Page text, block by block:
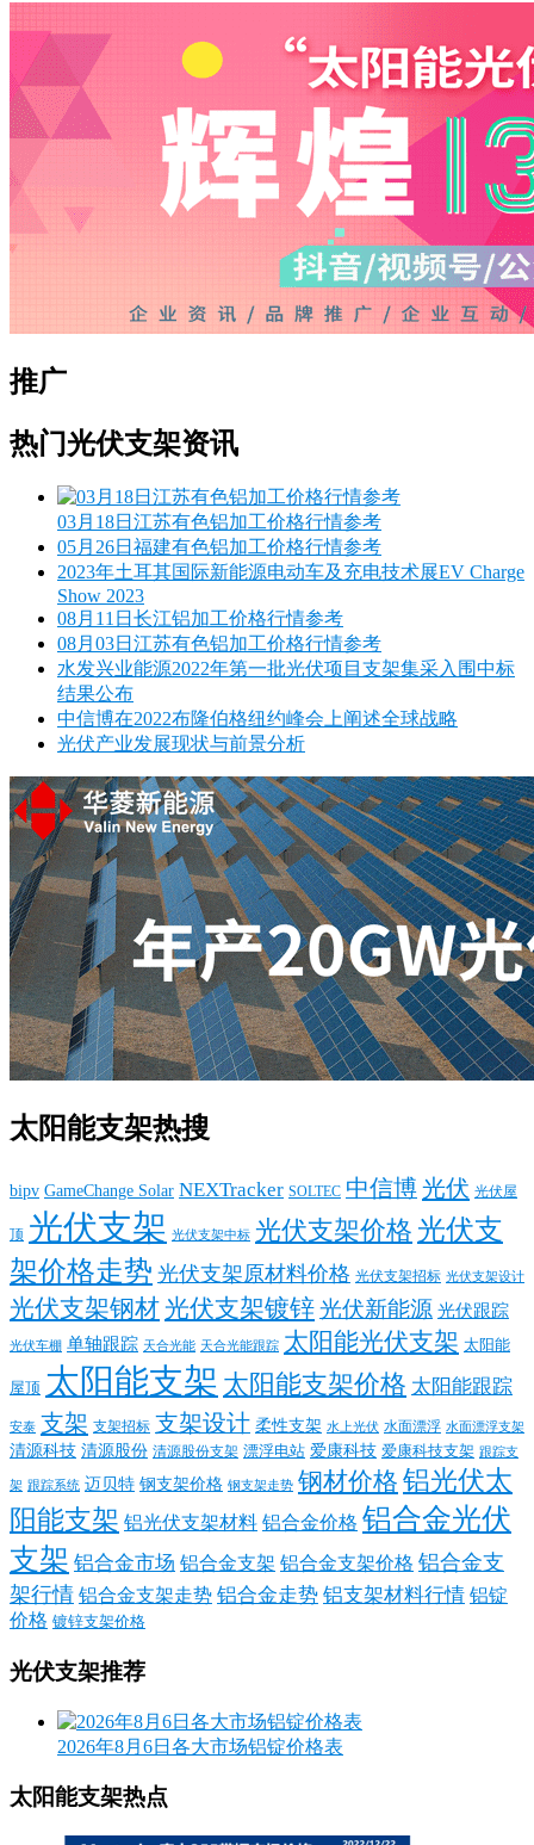
推广
热门光伏支架资讯
03月18日江苏有色铝加工价格行情参考
05月26日福建有色铝加工价格行情参考
2023年土耳其国际新能源电动车及充电技术展EV Charge
Show 2023
08月11日长江铝加工价格行情参考
08月03日江苏有色铝加工价格行情参考
水发兴业能源2022年第一批光伏项目支架集采入围中标
结果公布
中信博在2022布隆伯格纽约峰会上阐述全球战略
光伏产业发展现状与前景分析
太阳能支架热搜
bipv GameChange Solar NEXTracker SOLTEC 中信博光伏 光伏屋
顶 光伏支架 光伏支架中标 光伏支架价格 光伏支
架价格走势 光伏支架原材料价格 光伏支架招标 光伏支架设计
光伏支架钢材光伏支架镀锌光伏新能源 光伏跟踪
光伏车棚 单轴跟踪 天合光能 天合光能跟踪 太阳能光伏支架 太阳能
屋顶 太阳能支架 太阳能支架价格 太阳能跟踪
安泰 支架 支架招标 支架设计 柔性支架 水上光伏 水面漂浮 水面漂浮支架
清源科技 清源股份 清源股份支架 漂浮电站 爱康科技 爱康科技支架 跟踪支
架 跟踪系统 迈贝特 钢支架价格 钢支架走势 钢材价格 铝光伏太
阳能支架 铝光伏支架材料 铝合金价格 铝合金光伏
支架 铝合金市场 铝合金支架 铝合金支架价格 铝合金支
架行情 铝合金支架走势 铝合金走势 铝支架材料行情 铝锭
价格 镀锌支架价格
光伏支架推荐
2026年8月6日各大市场铝锭价格表
太阳能支架热点